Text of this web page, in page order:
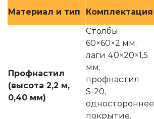
Материал и тип Комплектация
Профнастил
(высота 2,2 м,
0,40 мм)
Столбы
60×60×2 мм,
лаги 40×20×1,5
мм,
профнастил
S‑20,
одностороннее
покрытие,